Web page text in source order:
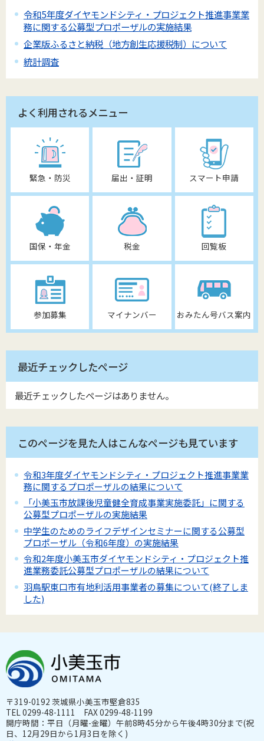
令和5年度ダイヤモンドシティ・プロジェクト推進事業業
務に関する公募型プロポーザルの実施結果
企業版ふるさと納税（地方創生応援税制）について
統計調査
よく利用されるメニュー
緊急・防災 届出・証明 スマート申請
国保・年金 税金 回覧板
参加募集 マイナンバー おみたん号バス案内
最近チェックしたページ
最近チェックしたページはありません。
このページを見た人はこんなページも見ています
令和3年度ダイヤモンドシティ・プロジェクト推進事業業
務に関するプロポーザルの結果について
「小美玉市放課後児童健全育成事業実施委託」に関する
公募型プロポーザルの実施結果
中学生のためのライフデザインセミナーに関する公募型
プロポーザル（令和6年度）の実施結果
令和2年度小美玉市ダイヤモンドシティ・プロジェクト推
進業務委託公募型プロポーザルの結果について
羽鳥駅東口市有地利活用事業者の募集について(終了しま
した)
〒319-0192 茨城県小美玉市堅倉835
TEL 0299-48-1111 FAX 0299-48-1199
開庁時間：平日（月曜-金曜）午前8時45分から午後4時30分まで(祝
日、12月29日から1月3日を除く)